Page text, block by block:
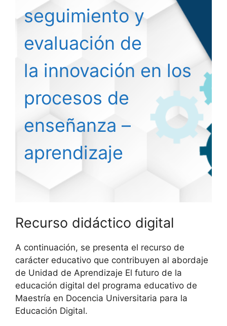
seguimiento y
evaluación de
la innovación en los
procesos de
enseñanza –
aprendizaje
Recurso didáctico digital
A continuación, se presenta el recurso de
carácter educativo que contribuyen al abordaje
de Unidad de Aprendizaje El futuro de la
educación digital del programa educativo de
Maestría en Docencia Universitaria para la
Educación Digital.